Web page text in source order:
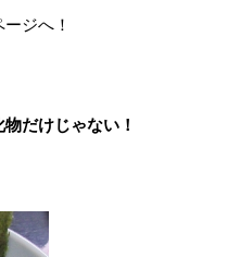
ジへ！
だけじゃない！